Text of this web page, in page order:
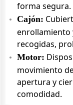
forma segura.
Cajón:
enrollamiento
recogidas,
Motor:
movimiento
apertura y
comodidad.